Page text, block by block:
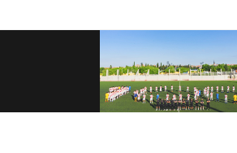
Alevines